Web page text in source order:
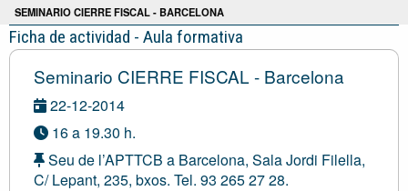
SEMINARIO CIERRE FISCAL - BARCELONA
Ficha de actividad - Aula formativa
Seminario CIERRE FISCAL - Barcelona
22-12-2014
16 a 19.30 h.
Seu de l’APTTCB a Barcelona, Sala Jordi Filella,
C/ Lepant, 235, bxos. Tel. 93 265 27 28.